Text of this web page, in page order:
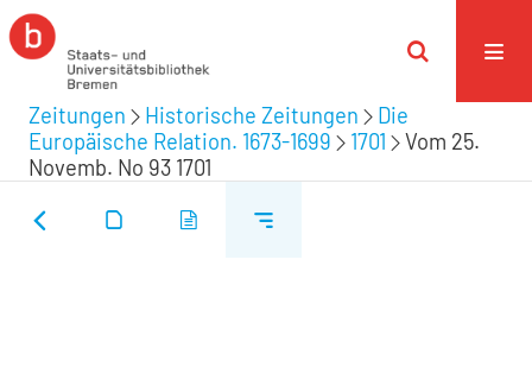
Zeitungen Historische Zeitungen
Die
Europäische Relation. 1673-1699
1701
Vom 25.
Novemb. No 93 1701